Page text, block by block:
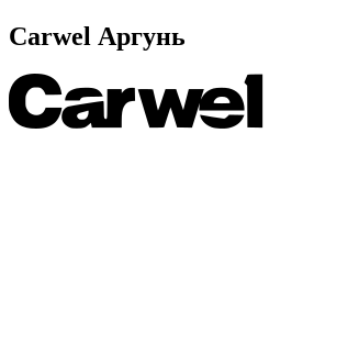
Carwel Аргунь